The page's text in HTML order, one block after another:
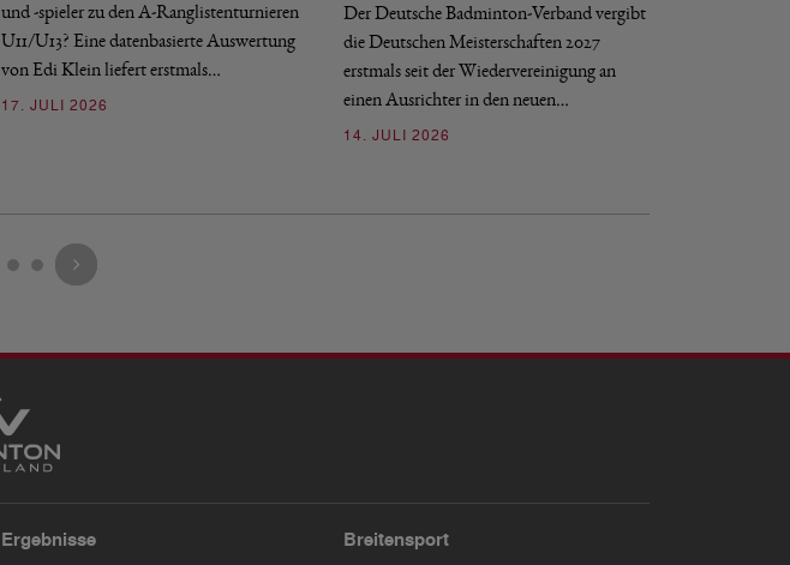
und -spieler zu den A-Ranglistenturnieren
U11/U13? Eine datenbasierte Auswertung
von Edi Klein liefert erstmals…
17. JULI 2026
Der Deutsche Badminton-Verband vergibt
die Deutschen Meisterschaften 2027
erstmals seit der Wiedervereinigung an
einen Ausrichter in den neuen…
14. JULI 2026
Ergebnisse Breitensport